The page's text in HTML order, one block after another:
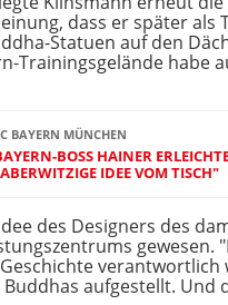
dass er später als
Statuen auf den
Trainingsgelände habe
BAYERN MÜNCHEN
BOSS HAINER
IDEE VOM TISCH"
des Designers des
gewesen.
verantwortlich
aufgestellt.